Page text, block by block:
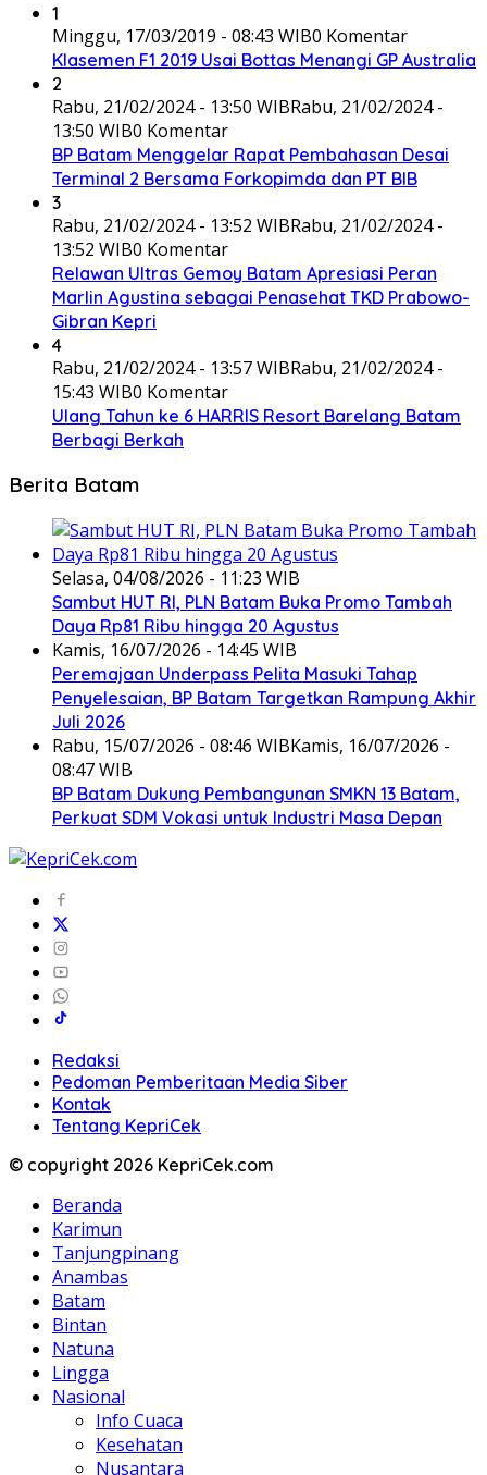
1
Minggu, 17/03/2019 - 08:43 WIB0 Komentar
Klasemen F1 2019 Usai Bottas Menangi GP Australia
2
Rabu, 21/02/2024 - 13:50 WIBRabu, 21/02/2024 -
13:50 WIB0 Komentar
BP Batam Menggelar Rapat Pembahasan Desai
Terminal 2 Bersama Forkopimda dan PT BIB
3
Rabu, 21/02/2024 - 13:52 WIBRabu, 21/02/2024 -
13:52 WIB0 Komentar
Relawan Ultras Gemoy Batam Apresiasi Peran
Marlin Agustina sebagai Penasehat TKD Prabowo-
Gibran Kepri
4
Rabu, 21/02/2024 - 13:57 WIBRabu, 21/02/2024 -
15:43 WIB0 Komentar
Ulang Tahun ke 6 HARRIS Resort Barelang Batam
Berbagi Berkah
Berita Batam
Selasa, 04/08/2026 - 11:23 WIB
Sambut HUT RI, PLN Batam Buka Promo Tambah
Daya Rp81 Ribu hingga 20 Agustus
Kamis, 16/07/2026 - 14:45 WIB
Peremajaan Underpass Pelita Masuki Tahap
Penyelesaian, BP Batam Targetkan Rampung Akhir
Juli 2026
Rabu, 15/07/2026 - 08:46 WIBKamis, 16/07/2026 -
08:47 WIB
BP Batam Dukung Pembangunan SMKN 13 Batam,
Perkuat SDM Vokasi untuk Industri Masa Depan
Redaksi
Pedoman Pemberitaan Media Siber
Kontak
Tentang KepriCek
© copyright 2026 KepriCek.com
Beranda
Karimun
Tanjungpinang
Anambas
Batam
Bintan
Natuna
Lingga
Nasional
Info Cuaca
Kesehatan
Nusantara